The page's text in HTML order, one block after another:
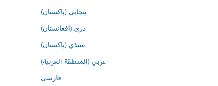
پنجابی (پاکستان)
درى (افغانستان)
سنڌي (پاکستان)
عربي (المنطقة العربية)
فارسى